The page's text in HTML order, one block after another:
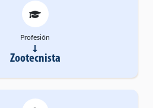
Profesión
Zootecnista